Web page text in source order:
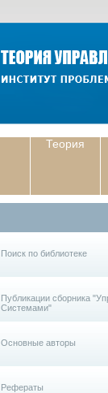
Теория
Поиск по библиотеке
Публикации сборника
Системами"
Основные авторы
Рефераты